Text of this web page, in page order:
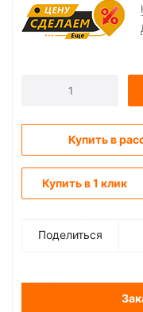
Купить в
Купить в 1 клик
Поделиться